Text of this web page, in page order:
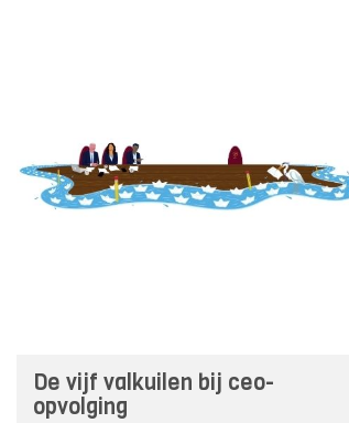
De vijf valkuilen bij ceo-
opvolging